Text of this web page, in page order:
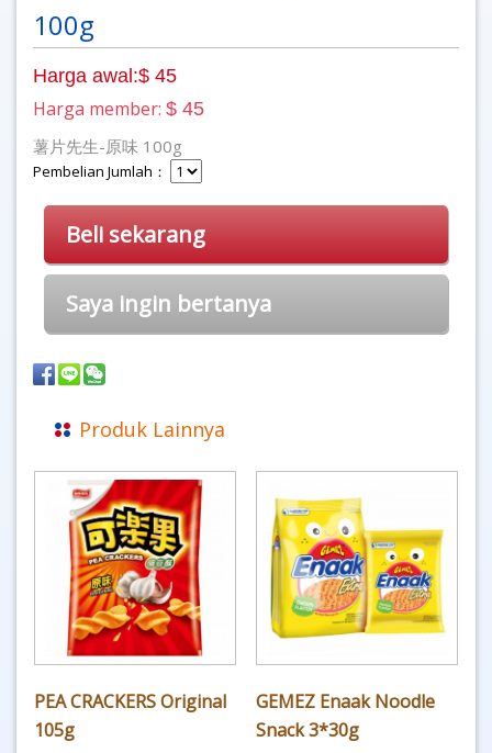
100g
Harga awal:$ 45
Harga member: $ 45
薯片先生-原味 100g
Pembelian Jumlah：
Beli sekarang
Saya ingin bertanya
Produk Lainnya
PEA CRACKERS Original
105g
GEMEZ Enaak Noodle
Snack 3*30g